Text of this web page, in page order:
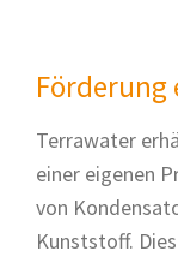
Terrawater
einer eigenen
von
Kunststoff.